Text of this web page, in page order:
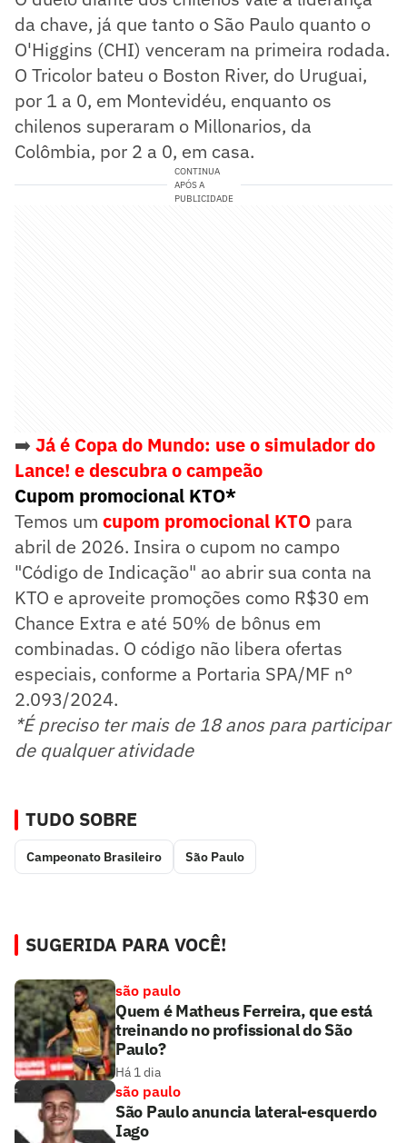
da chave, já que tanto o São Paulo quanto o
O'Higgins (CHI) venceram na primeira rodada.
O Tricolor bateu o Boston River, do Uruguai,
por 1 a 0, em Montevidéu, enquanto os
chilenos superaram o Millonarios, da
Colômbia, por 2 a 0, em casa.
CONTINUA
APÓS A
PUBLICIDADE
➡️ Já é Copa do Mundo: use o simulador do
Lance! e descubra o campeão
Cupom promocional KTO*
Temos um cupom promocional KTO para
abril de 2026. Insira o cupom no campo
"Código de Indicação" ao abrir sua conta na
KTO e aproveite promoções como R$30 em
Chance Extra e até 50% de bônus em
combinadas. O código não libera ofertas
especiais, conforme a Portaria SPA/MF n°
2.093/2024.
*É preciso ter mais de 18 anos para participar
de qualquer atividade
TUDO SOBRE
Campeonato Brasileiro São Paulo
SUGERIDA PARA VOCÊ!
são paulo
Quem é Matheus Ferreira, que está
treinando no profissional do São
Paulo?
Há 1 dia
são paulo
São Paulo anuncia lateral-esquerdo
Iago